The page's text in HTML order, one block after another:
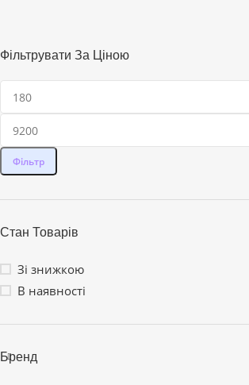
Фільтрувати За Ціною
Фільтр
Стан Товарів
Зі знижкою
В наявності
Бренд